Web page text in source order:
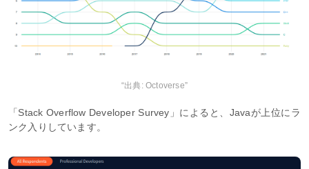
“出典: Octoverse”
「Stack Overflow Developer Survey」によると、Javaが上位にラ
ンク入りしています。